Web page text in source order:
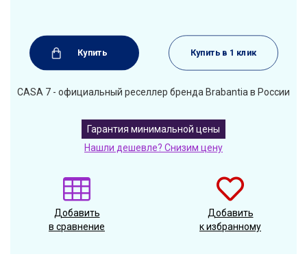
Купить Купить в 1 клик
CASA 7 - официальный реселлер бренда Brabantia в России
Гарантия минимальной цены
Нашли дешевле? Снизим цену
Добавить
в сравнение
Добавить
к избранному